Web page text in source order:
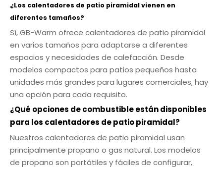
¿Los calentadores de patio piramidal vienen en
diferentes tamaños?
Sí, GB-Warm ofrece calentadores de patio piramidal
en varios tamaños para adaptarse a diferentes
espacios y necesidades de calefacción. Desde
modelos compactos para patios pequeños hasta
unidades más grandes para lugares comerciales, hay
una opción para cada requisito.
¿Qué opciones de combustible están disponibles
para los calentadores de patio piramidal?
Nuestros calentadores de patio piramidal usan
principalmente propano o gas natural. Los modelos
de propano son portátiles y fáciles de configurar,